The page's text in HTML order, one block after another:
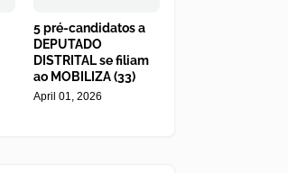
5 pré-candidatos a
DEPUTADO
DISTRITAL se filiam
ao MOBILIZA (33)
April 01, 2026